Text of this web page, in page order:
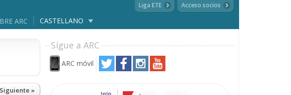
ARC CASTELLANO
Liga ETE Acceso socios
Siguiente »
Sígue a ARC
ARC móvil